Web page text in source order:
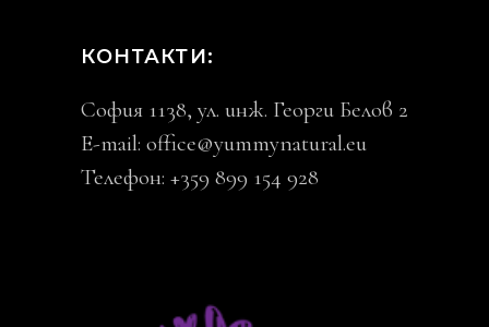
КОНТАКТИ:
София 1138, ул. инж. Георги Белов 2
E-mail: office@yummynatural.eu
Телефон: +359 899 154 928